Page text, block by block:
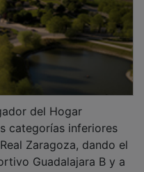
categorías inferiores
Zaragoza, dando el
Guadalajara B y a